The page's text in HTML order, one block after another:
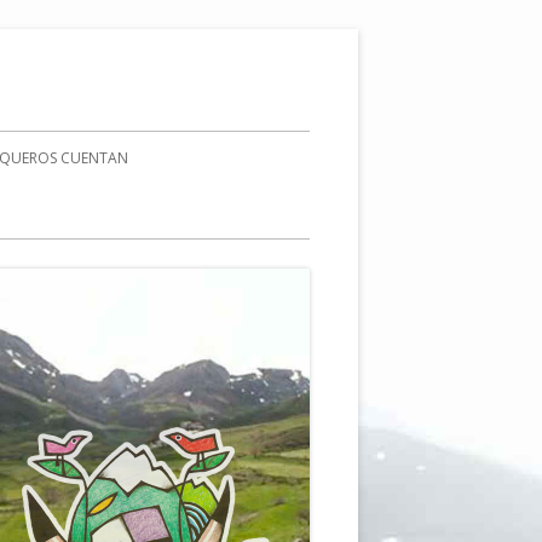
CUENTAN